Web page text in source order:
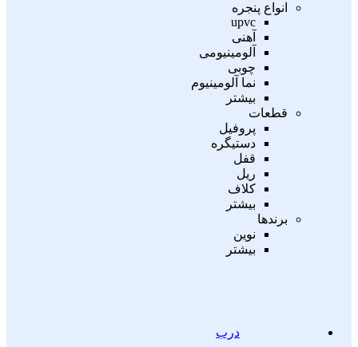
انواع پنجره
upvc
آهنی
آلومینیومی
چوبی
نما آلومینیوم
بیشتر
قطعات
پروفیل
دستیگره
قفل
ریل
کلاف
بیشتر
برندها
نوین
بیشتر
درب